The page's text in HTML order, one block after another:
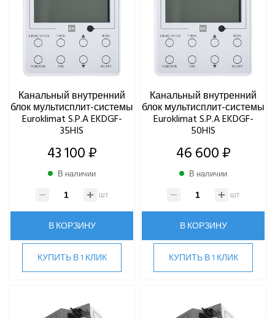
ТЕПЛОВЫЕ НАСОСЫ
КОМПРЕССОРНО-КОНДЕНСАТОРНЫЕ БЛОКИ
Канальный внутренний
блок мультисплит-системы
Euroklimat S.P.A EKDGF-
35HIS
43 100 ₽
В наличии
шт
В КОРЗИНУ
КУПИТЬ В 1 КЛИК
Канальный внутренний
блок мультисплит-системы
Euroklimat S.P.A EKDGF-
50HIS
46 600 ₽
В наличии
шт
В КОРЗИНУ
КУПИТЬ В 1 КЛИК